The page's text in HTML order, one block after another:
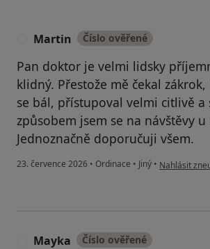
Martin Číslo ověřené
Pan doktor je velmi lidsky
klidný. Přestože mě čekal
se bál, přístupoval velmi citlivě a
způsobem jsem se na návštěvy
Jednoznačně doporučuji všem.
23. července 2026 • Ordinace • Jiný • podle
Nahlásit
Mayka Číslo ověřené